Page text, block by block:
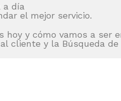
a día
el mejor servicio.
hoy y cómo vamos a
cliente y la Búsqueda